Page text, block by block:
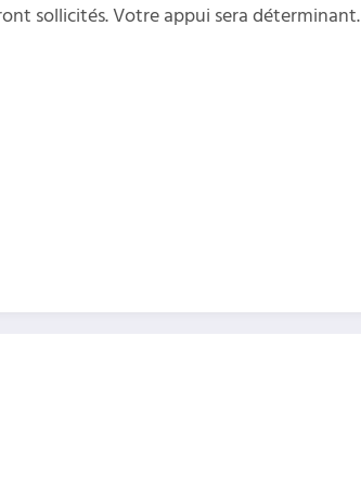
sollicités. Votre appui sera déterminant.